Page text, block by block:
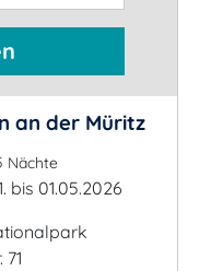
an der Müritz
Nächte
bis 01.05.2026